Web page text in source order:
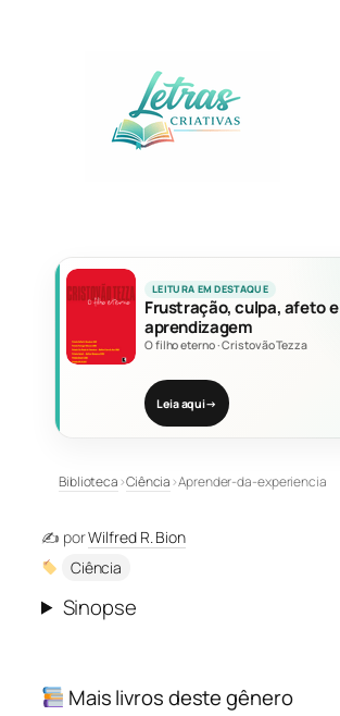
LEITURA EM DESTAQUE
Frustração, culpa, afeto e
aprendizagem
O filho eterno·Cristovão Tezza
Leia aqui→
Biblioteca›Ciência›Aprender-da-experiencia
✍️ porWilfred R. Bion
Ciência
Sinopse
Mais livros deste gênero